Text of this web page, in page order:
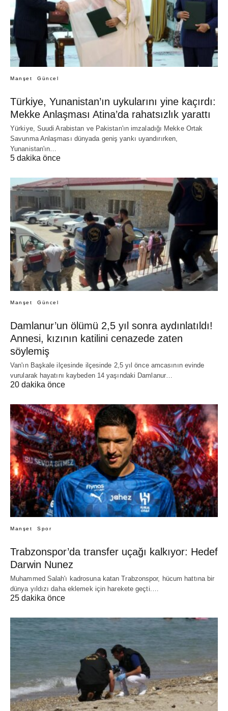
Manşet Güncel
Türkiye, Yunanistan’ın uykularını yine kaçırdı:
Mekke Anlaşması Atina’da rahatsızlık yarattı
Yürkiye, Suudi Arabistan ve Pakistan'ın imzaladığı Mekke Ortak
Savunma Anlaşması dünyada geniş yankı uyandırırken,
Yunanistan'ın…
5 dakika önce
Manşet Güncel
Damlanur’un ölümü 2,5 yıl sonra aydınlatıldı!
Annesi, kızının katilini cenazede zaten
söylemiş
Van'ın Başkale ilçesinde ilçesinde 2,5 yıl önce amcasının evinde
vurularak hayatını kaybeden 14 yaşındaki Damlanur…
20 dakika önce
Manşet Spor
Trabzonspor’da transfer uçağı kalkıyor: Hedef
Darwin Nunez
Muhammed Salah'ı kadrosuna katan Trabzonspor, hücum hattına bir
dünya yıldızı daha eklemek için harekete geçti.…
25 dakika önce